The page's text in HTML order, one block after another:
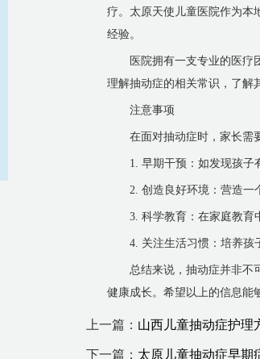
疗。太原天使儿童医院作为本
经验。
医院拥有一支专业的医
理解抽动症的相关常识，了解
注意事项
在面对抽动症时，家长需
1. 早期干预：如发现孩子
2. 创造良好环境：营造一
3. 科学教育：在家庭教育
4. 关注生活习惯：培养孩
总结来说，抽动症并非不
健康成长。希望以上的信息能
上一篇： 山西儿童抽动症护理
下一篇： 太原儿童抽动症早期